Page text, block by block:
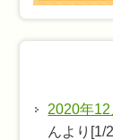
2020年
んより[1/